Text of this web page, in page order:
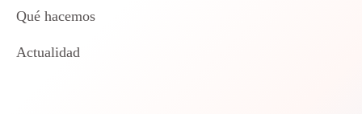
Qué hacemos
Actualidad